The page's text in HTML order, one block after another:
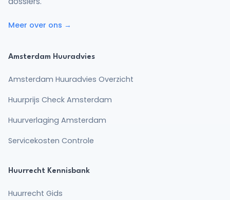
Meer over ons →
Amsterdam Huuradvies
Amsterdam Huuradvies Overzicht
Huurprijs Check Amsterdam
Huurverlaging Amsterdam
Servicekosten Controle
Huurrecht Kennisbank
Huurrecht Gids